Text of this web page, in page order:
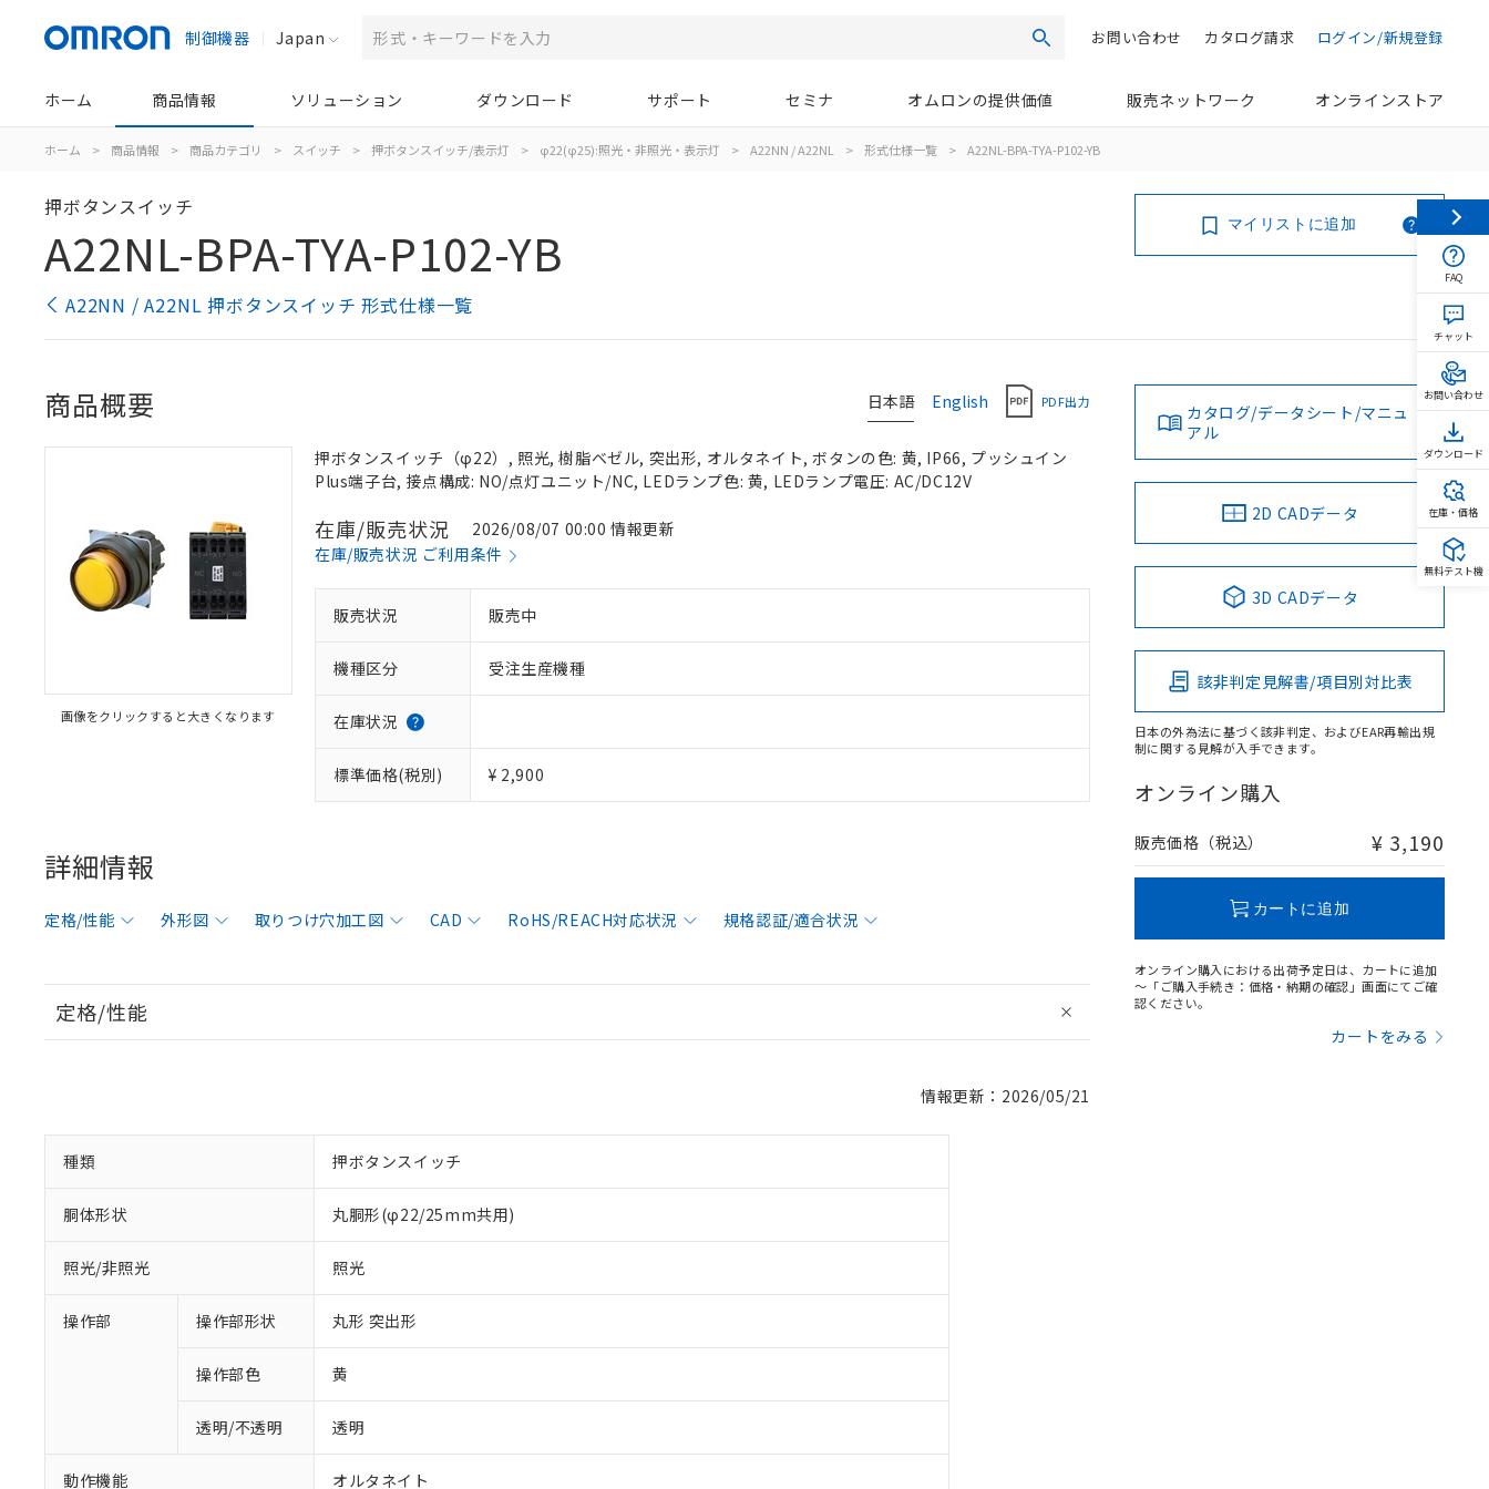
制御機器 Japan 検索 ログイン/新規登録
カタログ請求
お問い合わせ
ホーム 商品情報 ソリューション ダウンロード サポート セミナ オムロンの提供価値 販売ネットワーク オンラインストア
ホーム > 商品情報 > 商品カテゴリ > スイッチ > 押ボタンスイッチ/表示灯 > φ22(φ25):照光・非照光・表示灯 > A22NN / A22NL > 形式仕様一覧 > A22NL-BPA-TYA-P102-YB
押ボタンスイッチ
A22NL-BPA-TYA-P102-YB
A22NN / A22NL 押ボタンスイッチ 形式仕様一覧
マイリストに追加
日本語 English PDF出力
商品概要
画像をクリックすると大きくなります
押ボタンスイッチ（φ22）, 照光, 樹脂ベゼル, 突出形, オルタネイト, ボタンの色: 黄, IP66, プッシュイン
Plus端子台, 接点構成: NO/点灯ユニット/NC, LEDランプ色: 黄, LEDランプ電圧: AC/DC12V
在庫/販売状況
2026/08/07 00:00 情報更新
在庫/販売状況 ご利用条件
販売状況 販売中
機種区分 受注生産機種
在庫状況
標準価格(税別) ¥ 2,900
詳細情報
定格/性能 外形図 取りつけ穴加工図 CAD RoHS/REACH対応状況 規格認証/適合状況
定格/性能
情報更新：2026/05/21
種類 押ボタンスイッチ
胴体形状 丸胴形(φ22/25mm共用)
照光/非照光 照光
操作部 操作部形状 丸形 突出形
操作部色 黄
透明/不透明 透明
動作機能 オルタネイト
カタログ/データシート/マニュ
アル
2D CADデータ
3D CADデータ
該非判定見解書/項目別対比表
日本の外為法に基づく該非判定、およびEAR再輸出規
制に関する見解が入手できます。
オンライン購入
販売価格（税込） ¥ 3,190
カートに追加
オンライン購入における出荷予定日は、カートに追加
～「ご購入手続き：価格・納期の確認」画面にてご確
認ください。
カートをみる
FAQ
チャット
お問い合わせ
ダウンロード
在庫・価格
無料テスト機